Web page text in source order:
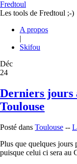
Fredtoul
Les tools de Fredtoul ;-)
A propos
|
Skifou
Déc
24
Derniers jours
Toulouse
Posté dans Toulouse --
Plus que quelques
puisque celui ci sera au